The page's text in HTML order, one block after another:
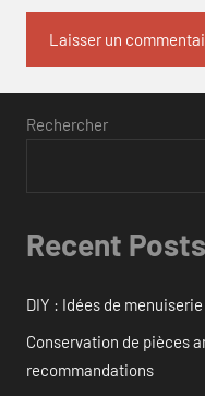
Rechercher
Recent Posts
DIY : Idées de
Conservation de pièces
recommandations